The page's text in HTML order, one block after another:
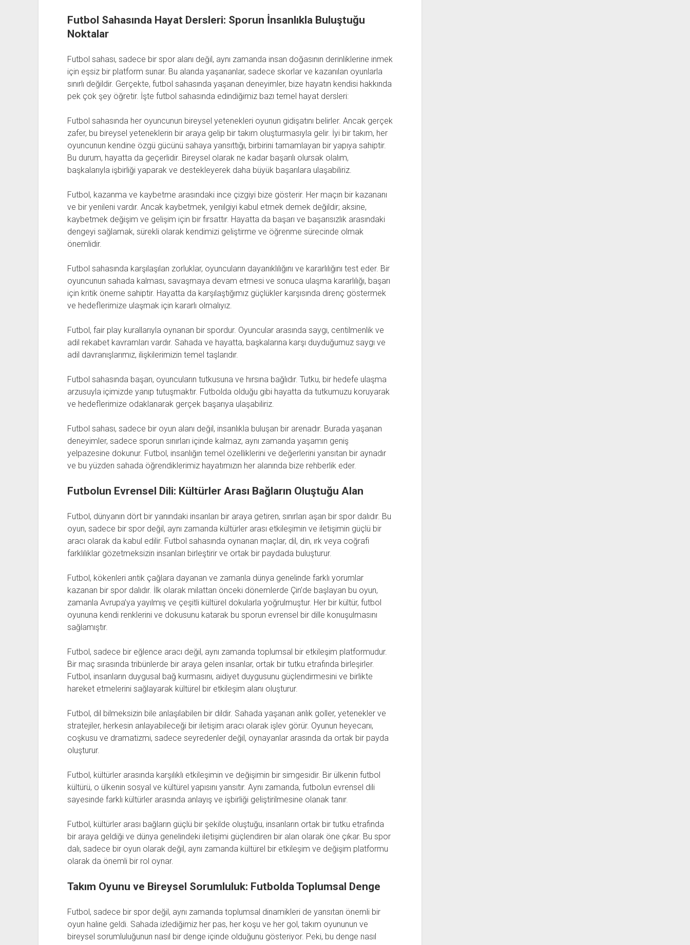
Futbol Sahasında Hayat Dersleri: Sporun İnsanlıkla Buluştuğu
Noktalar
Futbol sahası, sadece bir spor alanı değil, aynı zamanda insan doğasının derinliklerine inmek
için eşsiz bir platform sunar. Bu alanda yaşananlar, sadece skorlar ve kazanılan oyunlarla
sınırlı değildir. Gerçekte, futbol sahasında yaşanan deneyimler, bize hayatın kendisi hakkında
pek çok şey öğretir. İşte futbol sahasında edindiğimiz bazı temel hayat dersleri:
Futbol sahasında her oyuncunun bireysel yetenekleri oyunun gidişatını belirler. Ancak gerçek
zafer, bu bireysel yeteneklerin bir araya gelip bir takım oluşturmasıyla gelir. İyi bir takım, her
oyuncunun kendine özgü gücünü sahaya yansıttığı, birbirini tamamlayan bir yapıya sahiptir.
Bu durum, hayatta da geçerlidir. Bireysel olarak ne kadar başarılı olursak olalım,
başkalarıyla işbirliği yaparak ve destekleyerek daha büyük başarılara ulaşabiliriz.
Futbol, kazanma ve kaybetme arasındaki ince çizgiyi bize gösterir. Her maçın bir kazananı
ve bir yenileni vardır. Ancak kaybetmek, yenilgiyi kabul etmek demek değildir; aksine,
kaybetmek değişim ve gelişim için bir fırsattır. Hayatta da başarı ve başarısızlık arasındaki
dengeyi sağlamak, sürekli olarak kendimizi geliştirme ve öğrenme sürecinde olmak
önemlidir.
Futbol sahasında karşılaşılan zorluklar, oyuncuların dayanıklılığını ve kararlılığını test eder. Bir
oyuncunun sahada kalması, savaşmaya devam etmesi ve sonuca ulaşma kararlılığı, başarı
için kritik öneme sahiptir. Hayatta da karşılaştığımız güçlükler karşısında direnç göstermek
ve hedeflerimize ulaşmak için kararlı olmalıyız.
Futbol, fair play kurallarıyla oynanan bir spordur. Oyuncular arasında saygı, centilmenlik ve
adil rekabet kavramları vardır. Sahada ve hayatta, başkalarına karşı duyduğumuz saygı ve
adil davranışlarımız, ilişkilerimizin temel taşlarıdır.
Futbol sahasında başarı, oyuncuların tutkusuna ve hırsına bağlıdır. Tutku, bir hedefe ulaşma
arzusuyla içimizde yanıp tutuşmaktır. Futbolda olduğu gibi hayatta da tutkumuzu koruyarak
ve hedeflerimize odaklanarak gerçek başarıya ulaşabiliriz.
Futbol sahası, sadece bir oyun alanı değil, insanlıkla buluşan bir arenadır. Burada yaşanan
deneyimler, sadece sporun sınırları içinde kalmaz, aynı zamanda yaşamın geniş
yelpazesine dokunur. Futbol, insanlığın temel özelliklerini ve değerlerini yansıtan bir aynadır
ve bu yüzden sahada öğrendiklerimiz hayatımızın her alanında bize rehberlik eder.
Futbolun Evrensel Dili: Kültürler Arası Bağların Oluştuğu Alan
Futbol, dünyanın dört bir yanındaki insanları bir araya getiren, sınırları aşan bir spor dalıdır. Bu
oyun, sadece bir spor değil, aynı zamanda kültürler arası etkileşimin ve iletişimin güçlü bir
aracı olarak da kabul edilir. Futbol sahasında oynanan maçlar, dil, din, ırk veya coğrafi
farklılıklar gözetmeksizin insanları birleştirir ve ortak bir paydada buluşturur.
Futbol, kökenleri antik çağlara dayanan ve zamanla dünya genelinde farklı yorumlar
kazanan bir spor dalıdır. İlk olarak milattan önceki dönemlerde Çin’de başlayan bu oyun,
zamanla Avrupa’ya yayılmış ve çeşitli kültürel dokularla yoğrulmuştur. Her bir kültür, futbol
oyununa kendi renklerini ve dokusunu katarak bu sporun evrensel bir dille konuşulmasını
sağlamıştır.
Futbol, sadece bir eğlence aracı değil, aynı zamanda toplumsal bir etkileşim platformudur.
Bir maç sırasında tribünlerde bir araya gelen insanlar, ortak bir tutku etrafında birleşirler.
Futbol, insanların duygusal bağ kurmasını, aidiyet duygusunu güçlendirmesini ve birlikte
hareket etmelerini sağlayarak kültürel bir etkileşim alanı oluşturur.
Futbol, dil bilmeksizin bile anlaşılabilen bir dildir. Sahada yaşanan anlık goller, yetenekler ve
stratejiler, herkesin anlayabileceği bir iletişim aracı olarak işlev görür. Oyunun heyecanı,
coşkusu ve dramatizmi, sadece seyredenler değil, oynayanlar arasında da ortak bir payda
oluşturur.
Futbol, kültürler arasında karşılıklı etkileşimin ve değişimin bir simgesidir. Bir ülkenin futbol
kültürü, o ülkenin sosyal ve kültürel yapısını yansıtır. Aynı zamanda, futbolun evrensel dili
sayesinde farklı kültürler arasında anlayış ve işbirliği geliştirilmesine olanak tanır.
Futbol, kültürler arası bağların güçlü bir şekilde oluştuğu, insanların ortak bir tutku etrafında
bir araya geldiği ve dünya genelindeki iletişimi güçlendiren bir alan olarak öne çıkar. Bu spor
dalı, sadece bir oyun olarak değil, aynı zamanda kültürel bir etkileşim ve değişim platformu
olarak da önemli bir rol oynar.
Takım Oyunu ve Bireysel Sorumluluk: Futbolda Toplumsal Denge
Futbol, sadece bir spor değil, aynı zamanda toplumsal dinamikleri de yansıtan önemli bir
oyun haline geldi. Sahada izlediğimiz her pas, her koşu ve her gol, takım oyununun ve
bireysel sorumluluğunun nasıl bir denge içinde olduğunu gösteriyor. Peki, bu denge nasıl